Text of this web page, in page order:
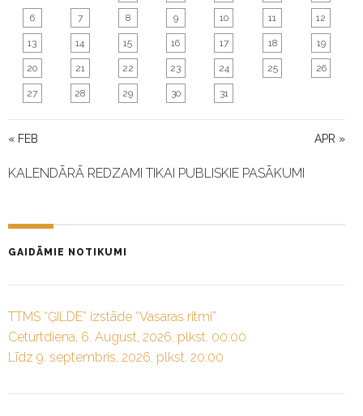
« FEB APR »
6 7 8 9 10 11 12
13 14 15 16 17 18 19
20 21 22 23 24 25 26
27 28 29 30 31
KALENDĀRĀ REDZAMI TIKAI PUBLISKIE PASĀKUMI
GAIDĀMIE NOTIKUMI
TTMS “ĢILDE” izstāde “Vasaras ritmi”
Ceturtdiena, 6. August, 2026. plkst. 00:00
Līdz 9. septembris, 2026. plkst. 20:00